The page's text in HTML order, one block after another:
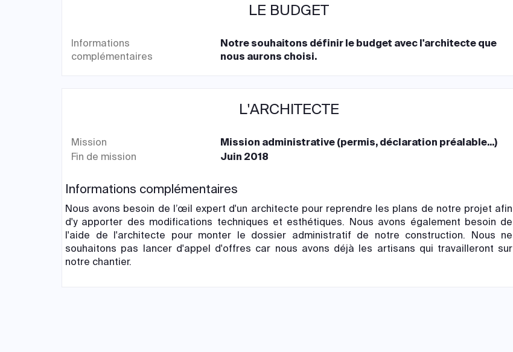
LE BUDGET
Informations
complémentaires
Notre souhaitons définir le budget avec l'architecte que
nous aurons choisi.
L'ARCHITECTE
Mission
Mission administrative (permis, déclaration préalable...)
Fin de mission
Juin 2018
Informations complémentaires
Nous avons besoin de l’œil expert d'un architecte pour reprendre les plans de notre projet afin
d'y apporter des modifications techniques et esthétiques. Nous avons également besoin de
l'aide de l'architecte pour monter le dossier administratif de notre construction. Nous ne
souhaitons pas lancer d'appel d'offres car nous avons déjà les artisans qui travailleront sur
notre chantier.